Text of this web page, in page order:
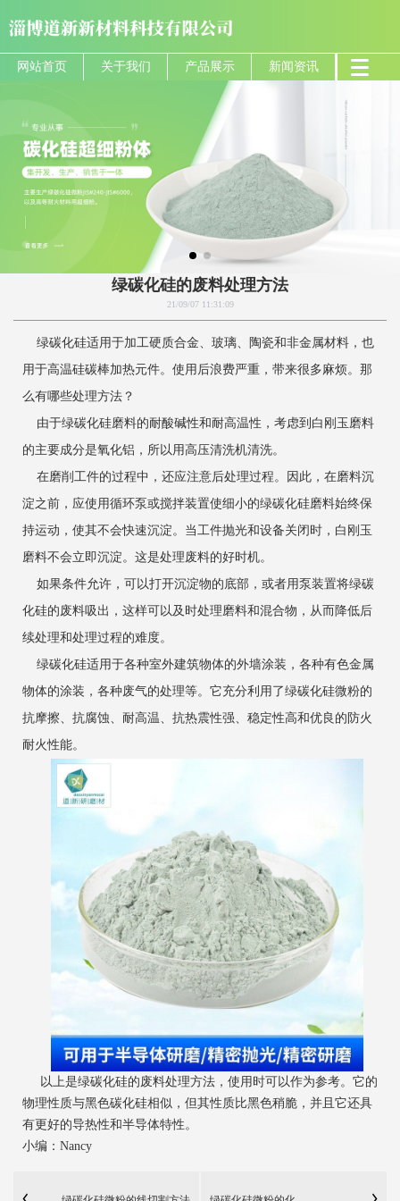
网站首页 关于我们 产品展示 新闻资讯
绿碳化硅的废料处理方法
21/09/07 11:31:09
绿碳化硅适用于加工硬质合金、玻璃、陶瓷和非金属材料，也
用于高温硅碳棒加热元件。使用后浪费严重，带来很多麻烦。那
么有哪些处理方法？
由于绿碳化硅磨料的耐酸碱性和耐高温性，考虑到白刚玉磨料
的主要成分是氧化铝，所以用高压清洗机清洗。
在磨削工件的过程中，还应注意后处理过程。因此，在磨料沉
淀之前，应使用循环泵或搅拌装置使细小的绿碳化硅磨料始终保
持运动，使其不会快速沉淀。当工件抛光和设备关闭时，白刚玉
磨料不会立即沉淀。这是处理废料的好时机。
如果条件允许，可以打开沉淀物的底部，或者用泵装置将绿碳
化硅的废料吸出，这样可以及时处理磨料和混合物，从而降低后
续处理和处理过程的难度。
绿碳化硅适用于各种室外建筑物体的外墙涂装，各种有色金属
物体的涂装，各种废气的处理等。它充分利用了绿碳化硅微粉的
抗摩擦、抗腐蚀、耐高温、抗热震性强、稳定性高和优良的防火
耐火性能。
以上是绿碳化硅的废料处理方法，使用时可以作为参考。它的
物理性质与黑色碳化硅相似，但其性质比黑色稍脆，并且它还具
有更好的导热性和半导体特性。
小编：Nancy